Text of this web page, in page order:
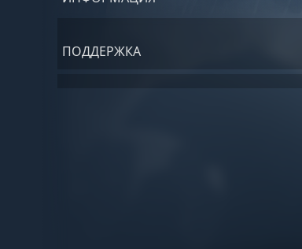
ПОДДЕРЖКА